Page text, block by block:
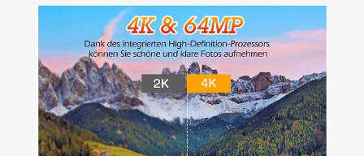
conditions de
faible luminosité,
pour des photos
claires et
lumineuses.
【Compact et
Portable, Utilisation
Simple, Carte 32GB
Incluse】 Avec